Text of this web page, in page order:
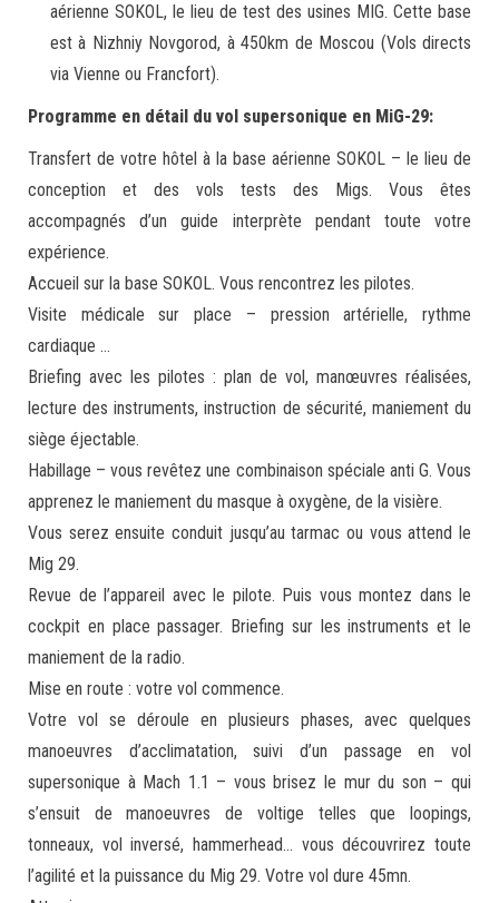
aérienne SOKOL, le lieu de test des usines MIG. Cette base
est à Nizhniy Novgorod, à 450km de Moscou (Vols directs
via Vienne ou Francfort).
Programme en détail du vol supersonique en MiG-29:
Transfert de votre hôtel à la base aérienne SOKOL – le lieu de
conception et des vols tests des Migs. Vous êtes
accompagnés d’un guide interprète pendant toute votre
expérience.
Accueil sur la base SOKOL. Vous rencontrez les pilotes.
Visite médicale sur place – pression artérielle, rythme
cardiaque …
Briefing avec les pilotes : plan de vol, manœuvres réalisées,
lecture des instruments, instruction de sécurité, maniement du
siège éjectable.
Habillage – vous revêtez une combinaison spéciale anti G. Vous
apprenez le maniement du masque à oxygène, de la visière.
Vous serez ensuite conduit jusqu’au tarmac ou vous attend le
Mig 29.
Revue de l’appareil avec le pilote. Puis vous montez dans le
cockpit en place passager. Briefing sur les instruments et le
maniement de la radio.
Mise en route : votre vol commence.
Votre vol se déroule en plusieurs phases, avec quelques
manoeuvres d’acclimatation, suivi d’un passage en vol
supersonique à Mach 1.1 – vous brisez le mur du son – qui
s’ensuit de manoeuvres de voltige telles que loopings,
tonneaux, vol inversé, hammerhead… vous découvrirez toute
l’agilité et la puissance du Mig 29. Votre vol dure 45mn.